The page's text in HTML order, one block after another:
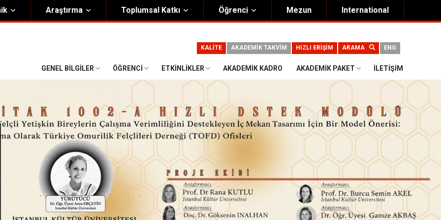
Şeması Eğiticinin Eğitimi Programı
Bilgi Güvenliği
Politikalar
Araştırma Toplumsal Katkı Öğrenci Mezun International
ENG
ARAMA
HIZLI ERİŞİM
AKADEMİK TAKVİM
KALİTE
GENEL BILGILER ÖĞRENCI ETKINLIKLER AKADEMIK KADRO AKADEMIK PAKET İLETIŞIM